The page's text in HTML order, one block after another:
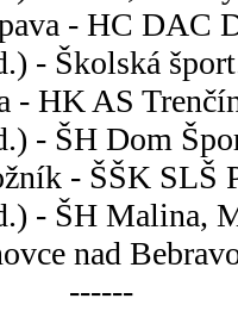
- HC DAC
- Školská
- HK
- ŠH Dom
- ŠŠK
- ŠH Malina,
nad